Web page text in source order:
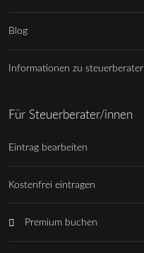
Blog
Informationen zu
Für Steuerberater/innen
Eintrag bearbeiten
Kostenfrei eintragen
Premium buchen